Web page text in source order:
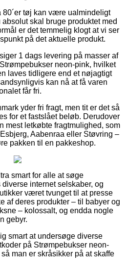
80´er tøj kan være ualmindeligt
skal bruge produktet med
er det temmelig klogt at vi ser
på det aktuelle produkt.
1 dags levering på masser af
neon-pink, hvilket
laves tidligere end et nøjagtigt
kan nå at få varen
får fri.
yder fri fragt, men tit er det så
for et fastslået beløb. Derudover
mest letkøbte fragtmulighed, som
Aabenraa eller Støvring –
pakken til en pakkeshop.
smart for alle at søge
internet selskaber, og
været tvunget til at presse
af deres produkter – til babyer og
– kolossalt, og endda nogle
gebyr.
smart at undersøge diverse
på Strømpebukser neon-
man er skråsikker på at skaffe